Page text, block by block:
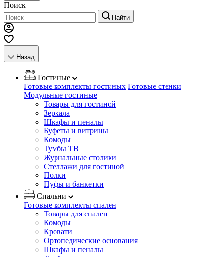
Поиск
Найти
Назад
Гостиные
Готовые комплекты гостиных Готовые стенки
Модульные гостиные
Товары для гостиной
Зеркала
Шкафы и пеналы
Буфеты и витрины
Комоды
Тумбы ТВ
Журнальные столики
Стеллажи для гостиной
Полки
Пуфы и банкетки
Спальни
Готовые комплекты спален
Товары для спален
Комоды
Кровати
Ортопедические основания
Шкафы и пеналы